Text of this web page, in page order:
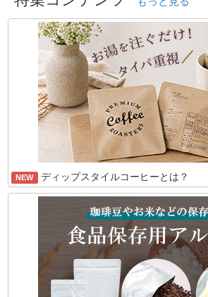
NEW ディップスタイルコーヒーとは？